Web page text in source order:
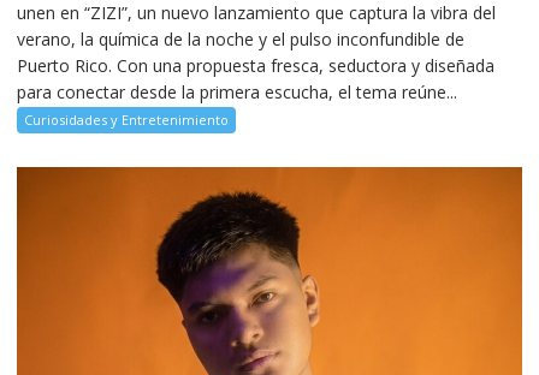
unen en “ZIZI”, un nuevo lanzamiento que captura la vibra del
verano, la química de la noche y el pulso inconfundible de
Puerto Rico. Con una propuesta fresca, seductora y diseñada
para conectar desde la primera escucha, el tema reúne...
Curiosidades y Entretenimiento